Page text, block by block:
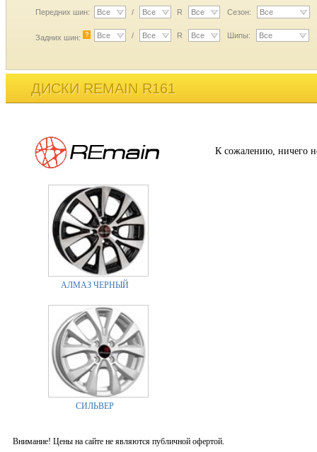
Передних шин: Все / Все R Все Сезон: Все
Задних шин: ? Все / Все R Все Шипы: Все
ДИСКИ REMAIN R161
АЛМАЗ ЧЕРНЫЙ
СИЛЬВЕР
К сожалению, ничего
Внимание! Цены на сайте не являются публичной офертой.